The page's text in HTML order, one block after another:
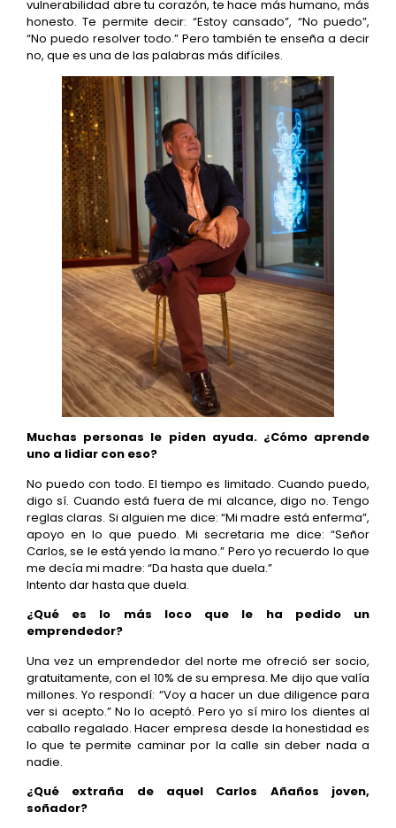
vulnerabilidad abre tu corazón, te hace más humano, más
honesto. Te permite decir: “Estoy cansado”, “No puedo”,
“No puedo resolver todo.” Pero también te enseña a decir
no, que es una de las palabras más difíciles.
Muchas personas le piden ayuda. ¿Cómo aprende
uno a lidiar con eso?
No puedo con todo. El tiempo es limitado. Cuando puedo,
digo sí. Cuando está fuera de mi alcance, digo no. Tengo
reglas claras. Si alguien me dice: “Mi madre está enferma”,
apoyo en lo que puedo. Mi secretaria me dice: “Señor
Carlos, se le está yendo la mano.” Pero yo recuerdo lo que
me decía mi madre: “Da hasta que duela.”
Intento dar hasta que duela.
¿Qué es lo más loco que le ha pedido un
emprendedor?
Una vez un emprendedor del norte me ofreció ser socio,
gratuitamente, con el 10% de su empresa. Me dijo que valía
millones. Yo respondí: “Voy a hacer un due diligence para
ver si acepto.” No lo aceptó. Pero yo sí miro los dientes al
caballo regalado. Hacer empresa desde la honestidad es
lo que te permite caminar por la calle sin deber nada a
nadie.
¿Qué extraña de aquel Carlos Añaños joven,
soñador?